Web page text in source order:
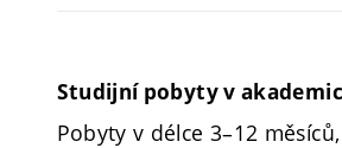
Studijní pobyty v
Pobyty v délce 3–12